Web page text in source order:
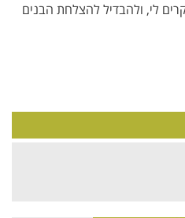
לי, ולהבדיל להצלחת הבנים